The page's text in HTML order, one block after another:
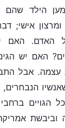
הילד שהם
ומרצון אישי;
האדם. האם
האם יש
עצמה. אבל
הנבחרים,
הגויים
וביבשת